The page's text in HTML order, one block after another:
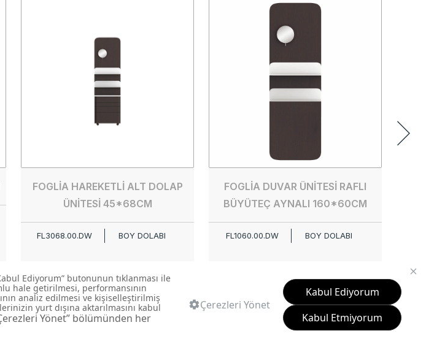
FOGLİA HAREKETLİ ALT DOLAP
ÜNİTESİ 45*68CM
FL3068.00.DW BOY DOLABI
FOGLİA DUVAR ÜNİTESİ RAFLI
BÜYÜTEÇ AYNALI 160*60CM
FL1060.00.DW BOY DOLABI